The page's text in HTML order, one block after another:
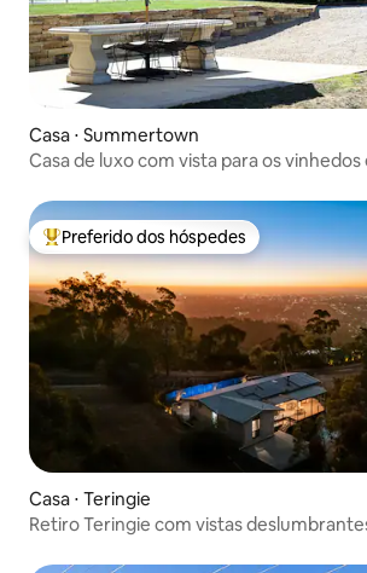
Casa ⋅ Summertown
Casa de luxo com vista para os
Entre os melhores preferidos dos
Preferido dos hóspedes
Casa ⋅ Teringie
Retiro Teringie com vistas